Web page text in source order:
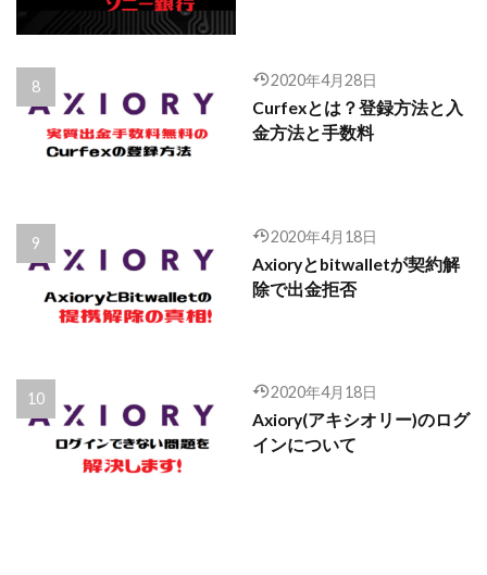
2020年4月28日
Curfexとは？登録方法と入
金方法と手数料
2020年4月18日
Axioryとbitwalletが契約解
除で出金拒否
2020年4月18日
Axiory(アキシオリー)のログ
インについて